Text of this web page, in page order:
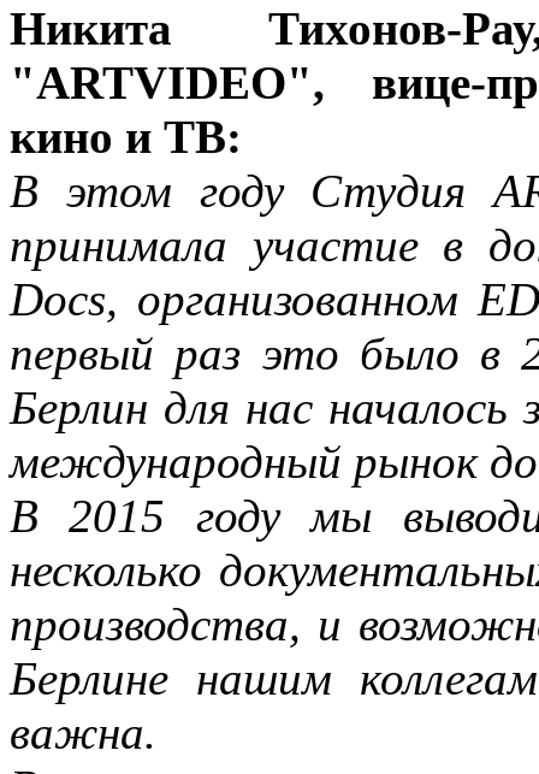
Никита Тихонов-
"ARTVIDEO", вице-
кино и ТВ:
В этом году Студия
принимала участие в
Docs, организованном
первый раз это было в
Берлин для нас
международный рынок
В 2015 году мы
несколько
производства, и
Берлине нашим
важна.